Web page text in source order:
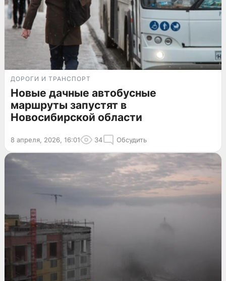
ДОРОГИ И ТРАНСПОРТ
Новые дачные автобусные
маршруты запустят в
Новосибирской области
8 апреля, 2026, 16:01 34 Обсудить